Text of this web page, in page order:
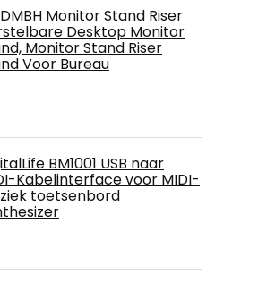
Monitor Stand Riser
Desktop Monitor
Monitor Stand Riser
Voor Bureau
BM1001 USB naar
Kabelinterface voor MIDI-
toetsenbord